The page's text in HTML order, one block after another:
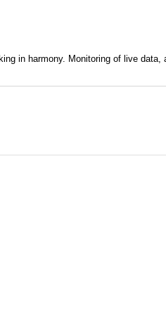
in harmony. Monitoring of live data,